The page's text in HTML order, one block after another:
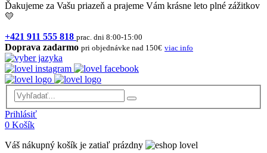
Ďakujeme za Vašu priazeň a prajeme Vám krásne leto plné zážitkov
💛
+421 911 555 818 prac. dni 8:00-15:00
Doprava zadarmo pri objednávke nad 150€ viac info
Prihlásiť
0 Košík
Váš nákupný košík je zatiaľ prázdny